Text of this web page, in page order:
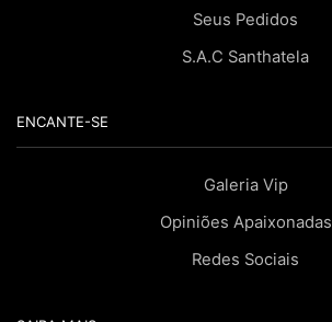
Seus Pedidos
S.A.C Santhatela
ENCANTE-SE
Galeria Vip
Opiniões Apaixonadas
Redes Sociais